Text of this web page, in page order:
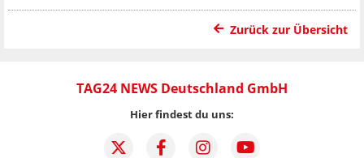
Zurück zur Übersicht
TAG24 NEWS Deutschland GmbH
Hier findest du uns: